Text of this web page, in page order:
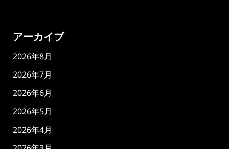
アーカイブ
2026年8月
2026年7月
2026年6月
2026年5月
2026年4月